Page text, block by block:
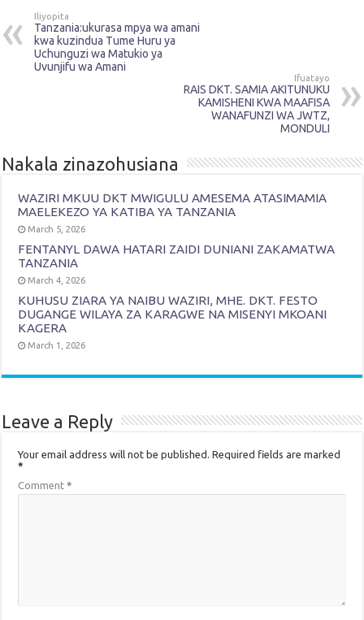
Iliyopita
Tanzania:ukurasa mpya wa amani
kwa kuzindua Tume Huru ya
Uchunguzi wa Matukio ya
Uvunjifu wa Amani
Ifuatayo
RAIS DKT. SAMIA AKITUNUKU
KAMISHENI KWA MAAFISA
WANAFUNZI WA JWTZ,
MONDULI
Nakala zinazohusiana
WAZIRI MKUU DKT MWIGULU AMESEMA ATASIMAMIA
MAELEKEZO YA KATIBA YA TANZANIA
March 5, 2026
FENTANYL DAWA HATARI ZAIDI DUNIANI ZAKAMATWA
TANZANIA
March 4, 2026
KUHUSU ZIARA YA NAIBU WAZIRI, MHE. DKT. FESTO
DUGANGE WILAYA ZA KARAGWE NA MISENYI MKOANI
KAGERA
March 1, 2026
Leave a Reply
Your email address will not be published. Required fields are marked
*
Comment*